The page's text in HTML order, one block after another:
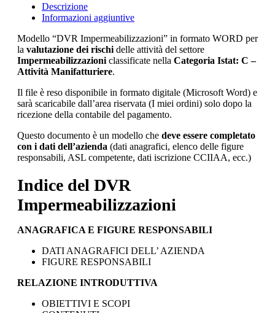
Descrizione
Informazioni aggiuntive
Modello “DVR Impermeabilizzazioni” in formato WORD per
la valutazione dei rischi delle attività del settore
Impermeabilizzazioni classificate nella Categoria Istat: C –
Attività Manifatturiere.
Il file è reso disponibile in formato digitale (Microsoft Word) e
sarà scaricabile dall’area riservata (I miei ordini) solo dopo la
ricezione della contabile del pagamento.
Questo documento è un modello che deve essere completato
con i dati dell’azienda (dati anagrafici, elenco delle figure
responsabili, ASL competente, dati iscrizione CCIIAA, ecc.)
Indice del DVR
Impermeabilizzazioni
ANAGRAFICA E FIGURE RESPONSABILI
DATI ANAGRAFICI DELL’ AZIENDA
FIGURE RESPONSABILI
RELAZIONE INTRODUTTIVA
OBIETTIVI E SCOPI